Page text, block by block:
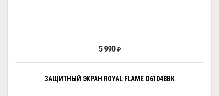
5 990₽
ЗАЩИТНЫЙ ЭКРАН ROYAL FLAME O61048BK